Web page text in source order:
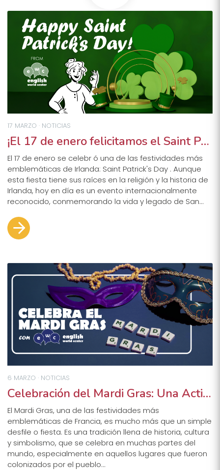
17 MARZO · NOTICIAS
¡El 17 de enero felicitamos el Saint Patrick's Day desde English World Center!
El 17 de enero se celebr ó una de las festividades más
emblemáticas de Irlanda: Saint Patrick's Day . Aunque
esta fiesta tiene sus raíces en la religión y la historia de
Irlanda, hoy en día es un evento internacionalmente
reconocido, conmemorando la vida y legado de San...
6 MARZO · NOTICIAS
Celebración del Mardi Gras: Una Actividad Didáctica para los/las Estudiantes de Francés Junior
El Mardi Gras, una de las festividades más
emblemáticas de Francia, es mucho más que un simple
desfile o fiesta. Es una tradición llena de historia, cultura
y simbolismo, que se celebra en muchas partes del
mundo, especialmente en aquellos lugares que fueron
colonizados por el pueblo...